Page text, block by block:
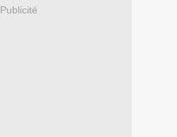
Publicité